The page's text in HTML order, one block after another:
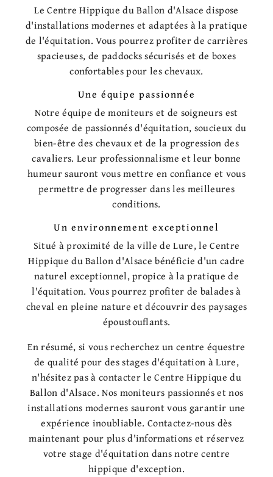
Le Centre Hippique du Ballon d'Alsace dispose
d'installations modernes et adaptées à la pratique
de l'équitation. Vous pourrez profiter de carrières
spacieuses, de paddocks sécurisés et de boxes
confortables pour les chevaux.
Une équipe passionnée
Notre équipe de moniteurs et de soigneurs est
composée de passionnés d'équitation, soucieux du
bien-être des chevaux et de la progression des
cavaliers. Leur professionnalisme et leur bonne
humeur sauront vous mettre en confiance et vous
permettre de progresser dans les meilleures
conditions.
Un environnement exceptionnel
Situé à proximité de la ville de Lure, le Centre
Hippique du Ballon d'Alsace bénéficie d'un cadre
naturel exceptionnel, propice à la pratique de
l'équitation. Vous pourrez profiter de balades à
cheval en pleine nature et découvrir des paysages
époustouflants.
En résumé, si vous recherchez un centre équestre
de qualité pour des stages d'équitation à Lure,
n'hésitez pas à contacter le Centre Hippique du
Ballon d'Alsace. Nos moniteurs passionnés et nos
installations modernes sauront vous garantir une
expérience inoubliable. Contactez-nous dès
maintenant pour plus d'informations et réservez
votre stage d'équitation dans notre centre
hippique d'exception.